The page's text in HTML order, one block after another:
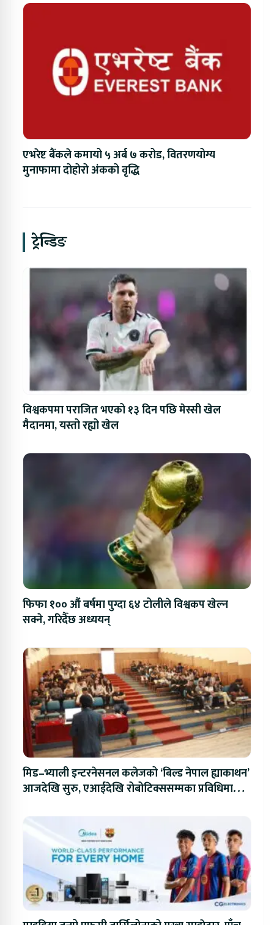
एभरेष्ट बैंकले कमायो ५ अर्ब ७ करोड, वितरणयोग्य
मुनाफामा दोहोरो अंकको वृद्धि
ट्रेन्डिङ
विश्वकपमा पराजित भएको १३ दिन पछि मेस्सी खेल
मैदानमा, यस्तो रह्यो खेल
फिफा १०० औं बर्षमा पुग्दा ६४ टोलीले विश्वकप खेल्न
सक्ने, गरिदैँछ अध्ययन्
मिड–भ्याली इन्टरनेसनल कलेजको ‘बिल्ड नेपाल ह्याकाथन’
आजदेखि सुरु, एआईदेखि रोबोटिक्ससम्मका प्रविधिमा